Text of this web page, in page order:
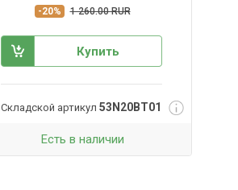
-20% 1 260.00 RUR
Купить
Складской артикул 53N20BT01
Есть в наличии